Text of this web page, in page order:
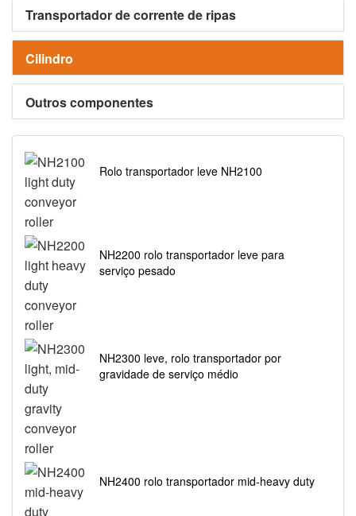
Transportador de corrente de ripas
Cilindro
Outros componentes
Rolo transportador leve NH2100
NH2200 rolo transportador leve para
serviço pesado
NH2300 leve, rolo transportador por
gravidade de serviço médio
NH2400 rolo transportador mid-heavy duty